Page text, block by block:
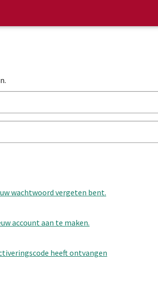
wachtwoord vergeten bent.
account aan te maken.
heeft ontvangen